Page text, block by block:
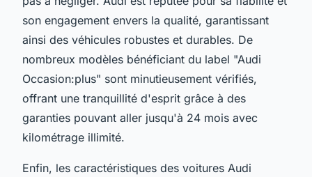
son engagement envers la qualité, garantissant
ainsi des véhicules robustes et durables. De
nombreux modèles bénéficiant du label "Audi
Occasion:plus" sont minutieusement vérifiés,
offrant une tranquillité d'esprit grâce à des
garanties pouvant aller jusqu'à 24 mois avec
kilométrage illimité.
Enfin, les caractéristiques des voitures Audi